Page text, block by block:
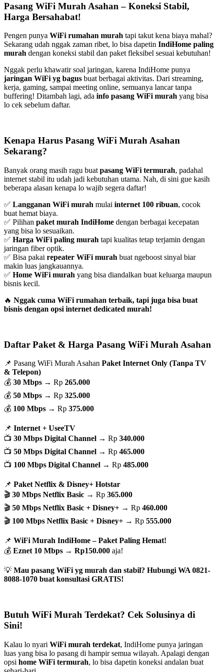
Pasang WiFi Murah Asahan – Koneksi Stabil,
Harga Bersahabat!
Pengen punya WiFi rumahan murah tapi takut kena biaya mahal?
Sekarang udah nggak zaman ribet, lo bisa dapetin IndiHome paling
murah dengan koneksi stabil dan paket fleksibel sesuai kebutuhan!
Nggak perlu khawatir soal jaringan, karena IndiHome punya
jaringan WiFi yg bagus buat berbagai aktivitas. Dari streaming,
kerja, gaming, sampai meeting online, semuanya lancar tanpa
buffering! Ditambah lagi, ada info pasang WiFi murah yang bisa
lo cek sebelum daftar.
Kenapa Harus Pasang WiFi Murah Asahan
Sekarang?
Banyak orang masih ragu buat pasang WiFi termurah, padahal
internet stabil itu udah jadi kebutuhan utama. Nah, di sini gue kasih
beberapa alasan kenapa lo wajib segera daftar!
✅ Langganan WiFi murah mulai internet 100 ribuan, cocok
buat hemat biaya.
✅ Pilihan paket murah IndiHome dengan berbagai kecepatan
yang bisa lo sesuaikan.
✅ Harga WiFi paling murah tapi kualitas tetap terjamin dengan
jaringan fiber optik.
✅ Bisa pakai repeater WiFi murah buat ngeboost sinyal biar
makin luas jangkauannya.
✅ Home WiFi murah yang bisa diandalkan buat keluarga maupun
bisnis kecil.
🔥 Nggak cuma WiFi rumahan terbaik, tapi juga bisa buat
bisnis dengan opsi internet dedicated murah!
Daftar Paket & Harga Pasang WiFi Murah Asahan
📌 Pasang WiFi Murah Asahan Paket Internet Only (Tanpa TV
& Telepon)
💰 30 Mbps → Rp 265.000
💰 50 Mbps → Rp 325.000
💰 100 Mbps → Rp 375.000
📌 Internet + UseeTV
📺 30 Mbps Digital Channel → Rp 340.000
📺 50 Mbps Digital Channel → Rp 465.000
📺 100 Mbps Digital Channel → Rp 485.000
📌 Paket Netflix & Disney+ Hotstar
🎬 30 Mbps Netflix Basic → Rp 365.000
🎬 50 Mbps Netflix Basic + Disney+ → Rp 460.000
🎬 100 Mbps Netflix Basic + Disney+ → Rp 555.000
📌 WiFi Murah IndiHome – Paket Paling Hemat!
💰 Eznet 10 Mbps → Rp150.000 aja!
💡 Mau pasang WiFi yg murah dan stabil? Hubungi WA 0821-
8088-1070 buat konsultasi GRATIS!
Butuh WiFi Murah Terdekat? Cek Solusinya di
Sini!
Kalau lo nyari WiFi murah terdekat, IndiHome punya jaringan
luas yang bisa lo pasang di hampir semua wilayah. Apalagi dengan
opsi home WiFi termurah, lo bisa dapetin koneksi andalan buat